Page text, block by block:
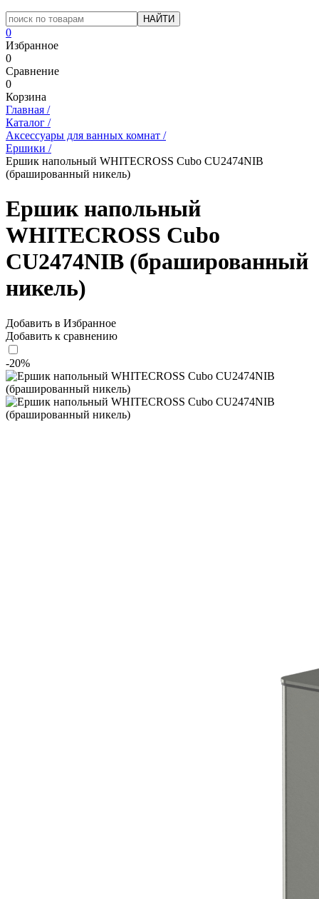
0
Избранное
0
Сравнение
0
Корзина
Главная /
Каталог /
Аксессуары для ванных комнат /
Ершики /
Ершик напольный WHITECROSS Cubo CU2474NIB
(брашированный никель)
Ершик напольный
WHITECROSS Cubo
CU2474NIB (брашированный
никель)
Добавить в Избранное
Добавить к сравнению
-20%